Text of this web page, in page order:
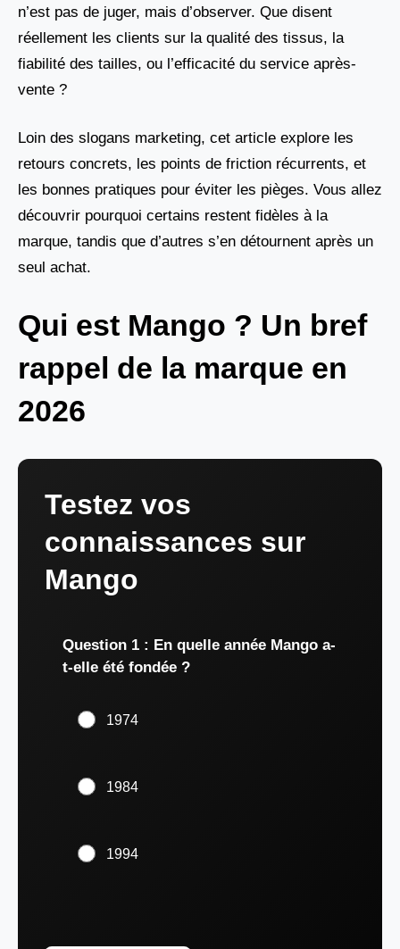
n’est pas de juger, mais d’observer. Que disent
réellement les clients sur la qualité des tissus, la
fiabilité des tailles, ou l’efficacité du service après-
vente ?
Loin des slogans marketing, cet article explore les
retours concrets, les points de friction récurrents, et
les bonnes pratiques pour éviter les pièges. Vous allez
découvrir pourquoi certains restent fidèles à la
marque, tandis que d’autres s’en détournent après un
seul achat.
Qui est Mango ? Un bref
rappel de la marque en
2026
Testez vos
connaissances sur
Mango
Question 1 : En quelle année Mango a-
t-elle été fondée ?
1974
1984
1994